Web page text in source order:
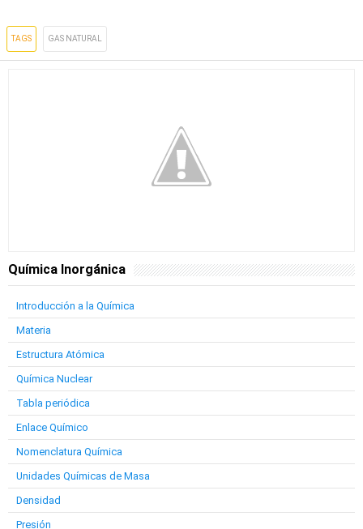
TAGS GAS NATURAL
Química Inorgánica
Introducción a la Química
Materia
Estructura Atómica
Química Nuclear
Tabla periódica
Enlace Químico
Nomenclatura Química
Unidades Químicas de Masa
Densidad
Presión